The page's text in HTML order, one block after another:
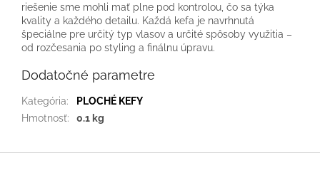
riešenie sme mohli mať plne pod kontrolou, čo sa týka
kvality a každého detailu. Každá kefa je navrhnutá
špeciálne pre určitý typ vlasov a určité spôsoby využitia –
od rozčesania po styling a finálnu úpravu.
Dodatočné parametre
Kategória:
PLOCHÉ KEFY
Hmotnosť: 0.1 kg